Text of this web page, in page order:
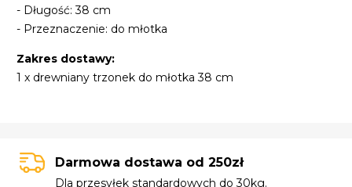
- Długość: 38 cm
- Przeznaczenie: do młotka
Zakres dostawy:
1 x drewniany trzonek do młotka 38 cm
Darmowa dostawa od 250zł
Dla przesyłek standardowych do 30kg.